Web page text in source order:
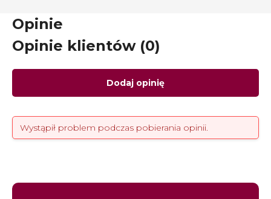
Opinie
Opinie klientów (0)
Dodaj opinię
Wystąpił problem podczas pobierania opinii.